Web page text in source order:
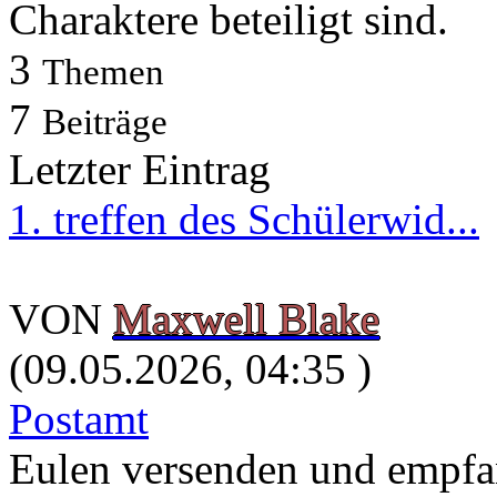
Charaktere beteiligt sind.
3 Themen
7 Beiträge
Letzter Eintrag
1. treffen des Schülerwid...
VON Maxwell Blake
(09.05.2026, 04:35 )
Postamt
Eulen versenden und